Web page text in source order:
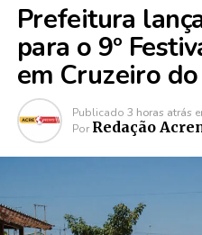
Prefeitura
para o 9º
em Cruzeiro
Publicado 3 horas atrás
Por Redação